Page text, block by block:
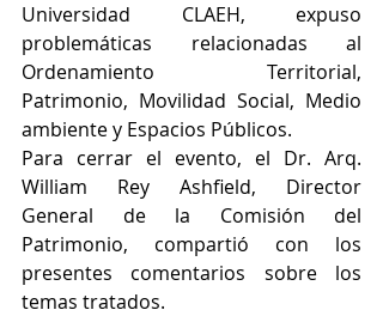
Universidad CLAEH, expuso
problemáticas relacionadas al
Ordenamiento Territorial,
Patrimonio, Movilidad Social, Medio
ambiente y Espacios Públicos.
Para cerrar el evento, el Dr. Arq.
William Rey Ashfield, Director
General de la Comisión del
Patrimonio, compartió con los
presentes comentarios sobre los
temas tratados.